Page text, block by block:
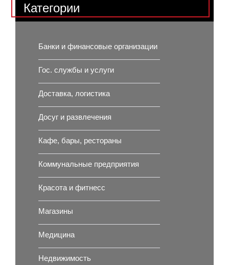
Категории
Банки и финансовые организации
Гос. службы и услуги
Доставка, логистика
Досуг и развлечения
Кафе, бары, рестораны
Коммунальные предприятия
Красота и фитнесс
Магазины
Медицина
Недвижимость